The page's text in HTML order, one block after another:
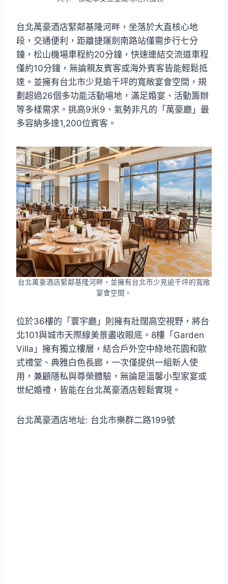
台北萬豪酒店緊鄰基隆河畔，坐落於大直核心地
段，交通便利，距離捷運劍南路站僅需步行七分
鐘，松山機場車程約20分鐘，快速連結交流道車程
僅約10分鐘，無論親友賓客或海外賓客皆能輕鬆抵
達。並擁有台北市少見逾千坪的寬敞宴會空間，規
劃超過26個多功能活動場地，滿足婚宴、活動籌辦
等多樣需求。挑高9米9、氣勢非凡的「萬豪廳」最
多容納多達1,200位賓客。
台北萬豪酒店緊鄰基隆河畔，並擁有台北市少見逾千坪的寬敞
宴會空間。
位於36樓的「寰宇廳」則擁有壯闊高空視野，將台
北101與城市天際線美景盡收眼底。8樓「Garden
Villa」擁有獨立樓層，結合戶外空中綠地花園和歐
式禮堂、典雅白色長廊，一次僅提供一組新人使
用，兼顧隱私與尊榮體驗，無論是溫馨小型家宴或
世紀婚禮，皆能在台北萬豪酒店輕鬆實現。
台北萬豪酒店地址: 台北市樂群二路199號